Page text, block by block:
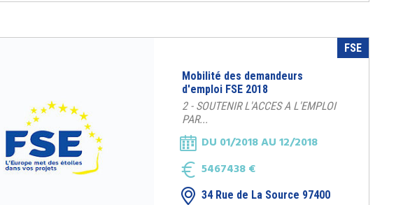
FSE
Mobilité des demandeurs
d'emploi FSE 2018
2 - SOUTENIR L'ACCES A L'EMPLOI
PAR...
DU 01/2018 AU 12/2018
5467438 €
34 Rue de La Source 97400